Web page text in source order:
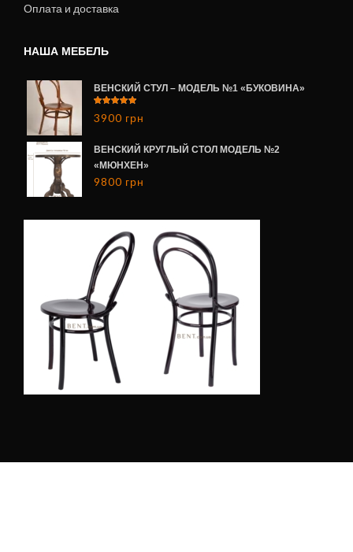
Оплата и доставка
НАША МЕБЕЛЬ
ВЕНСКИЙ СТУЛ – МОДЕЛЬ №1 «БУКОВИНА»
из 5
3900 грн
ВЕНСКИЙ КРУГЛЫЙ СТОЛ МОДЕЛЬ №2
«МЮНХЕН»
9800 грн